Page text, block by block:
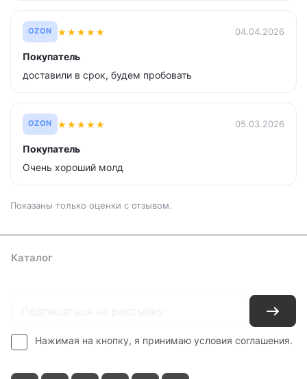
OZON ★★★★★ 04.04.2026
Покупатель
доставили в срок, будем пробовать
OZON ★★★★★ 05.03.2026
Покупатель
Очень хороший молд
Показаны только оценки с отзывом.
Каталог
Нажимая на кнопку, я принимаю условия соглашения.